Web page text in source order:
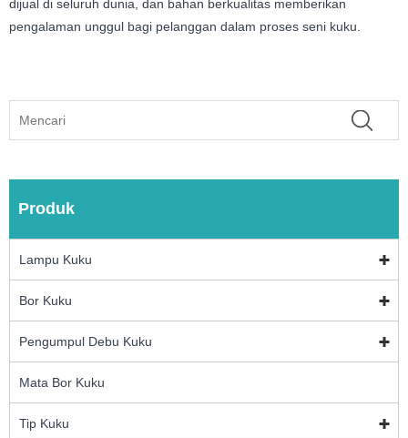
dijual di seluruh dunia, dan bahan berkualitas memberikan
pengalaman unggul bagi pelanggan dalam proses seni kuku.
Produk
Lampu Kuku
Bor Kuku
Pengumpul Debu Kuku
Mata Bor Kuku
Tip Kuku